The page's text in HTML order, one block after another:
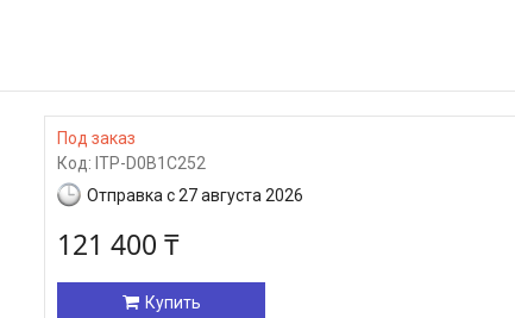
Под заказ
Код: ITP-D0B1C252
Отправка с 27 августа 2026
121 400 ₸
Купить